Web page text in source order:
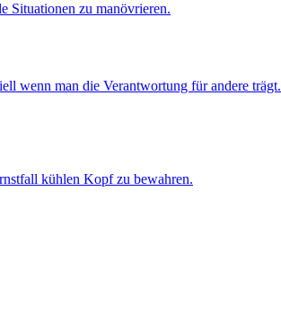
Situationen zu manövrieren.
wenn man die Verantwortung für andere trägt.
kühlen Kopf zu bewahren.